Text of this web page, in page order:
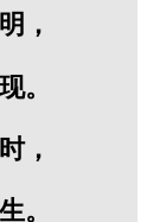
，
。
，
。